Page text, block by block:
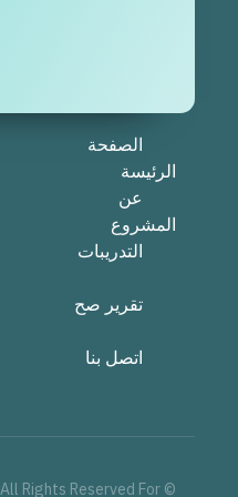
الصفحة
الرئيسة
عن
المشروع
التدريبات
تقرير صح
اتصل بنا
© All Rights Reserved For